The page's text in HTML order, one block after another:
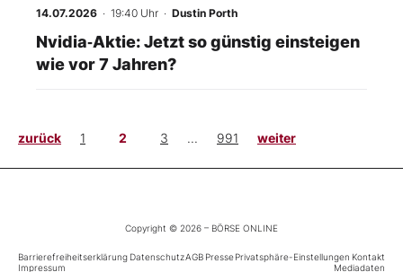
14.07.2026 · 19:40 Uhr · Dustin Porth
Nvidia‑Aktie: Jetzt so günstig einsteigen
wie vor 7 Jahren?
zurück 1 2 3 ... 991 weiter
Copyright © 2026 – BÖRSE ONLINE
Barrierefreiheitserklärung DatenschutzAGB PressePrivatsphäre-Einstellungen Kontakt
Impressum
Mediadaten